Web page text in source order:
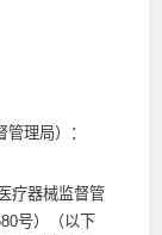
理局）：
疗器械监督管
号）（以下